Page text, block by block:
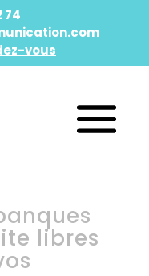
74
vous
libres